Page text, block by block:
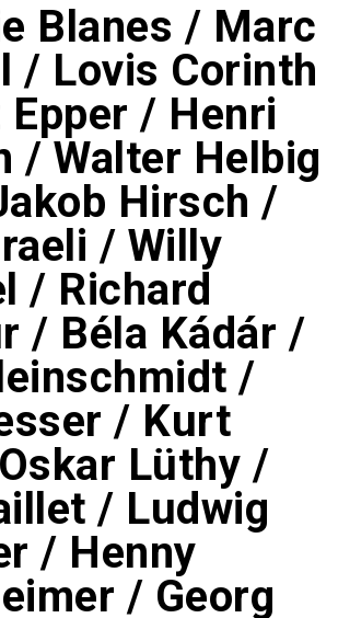
Blanes / Marc
/ Lovis Corinth
/ Henri
/ Walter Helbig
Hirsch /
/ Willy
/ Richard
/ Béla Kádár /
/
/ Kurt
Lüthy /
/ Ludwig
/ Henny
/ Georg